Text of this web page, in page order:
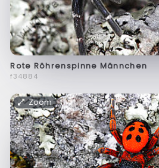
Rote Röhrenspinne Männchen
f34884
Zoom